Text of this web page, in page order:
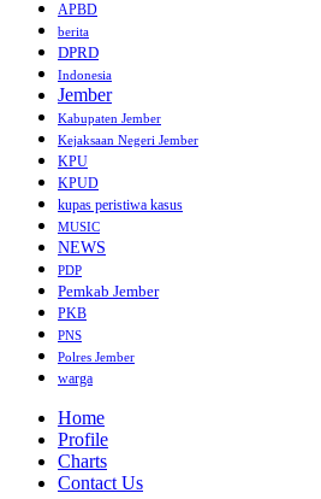
APBD
berita
DPRD
Indonesia
Jember
Kabupaten Jember
Kejaksaan Negeri Jember
KPU
KPUD
kupas peristiwa kasus
MUSIC
NEWS
PDP
Pemkab Jember
PKB
PNS
Polres Jember
warga
Home
Profile
Charts
Contact Us